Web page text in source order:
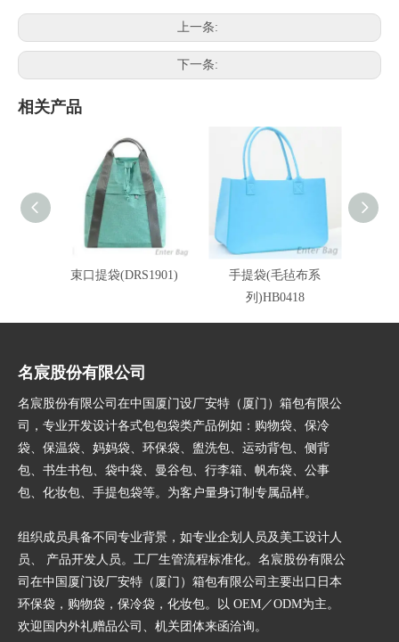
上一条:
下一条:
相关产品
束口提袋(DRS1901)
手提袋(毛毡布系
列)HB0418
名宸股份有限公司
名宸股份有限公司在中国厦门设厂安特（厦门）箱包有限公
司，专业开发设计各式包包袋类产品例如：购物袋、保冷
袋、保温袋、妈妈袋、环保袋、盥洗包、运动背包、侧背
包、书生书包、袋中袋、曼谷包、行李箱、帆布袋、公事
包、化妆包、手提包袋等。为客户量身订制专属品样。
组织成员具备不同专业背景，如专业企划人员及美工设计人
员、 产品开发人员。工厂生管流程标准化。名宸股份有限公
司在中国厦门设厂安特（厦门）箱包有限公司主要出口日本
环保袋，购物袋，保冷袋，化妆包。以 OEM／ODM为主。
欢迎国内外礼赠品公司、机关团体来函洽询。